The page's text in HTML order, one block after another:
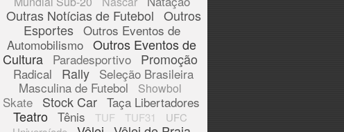
Outras Notícias de Futebol Outros
Esportes Outros Eventos de
Automobilismo Outros Eventos de
Cultura
Paradesportivo Promoção
Radical Rally Seleção Brasileira
Masculina de Futebol
Showbol
Skate Stock Car Taça Libertadores
Teatro Tênis TUF TUF31
UFC